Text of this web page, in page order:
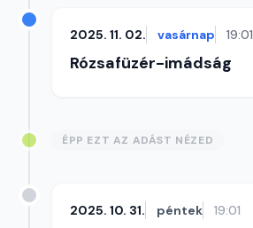
2025. 11. 02. vasárnap 19:01
Rózsafüzér-imádság
ÉPP EZT AZ ADÁST NÉZED
2025. 10. 31. péntek 19:01